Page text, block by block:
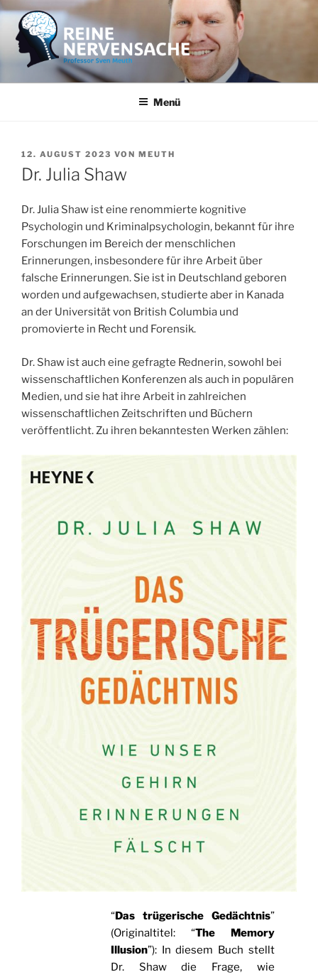
Zum
Inhalt
springen
REINE NERVENSACHE
Professor Sven Meuth
Menü
VERÖFFENTLICHT
AM
12. AUGUST 2023 VON MEUTH
Dr. Julia Shaw
Dr. Julia Shaw ist eine renommierte kognitive
Psychologin und Kriminalpsychologin, bekannt für ihre
Forschungen im Bereich der menschlichen
Erinnerungen, insbesondere für ihre Arbeit über
falsche Erinnerungen. Sie ist in Deutschland geboren
worden und aufgewachsen, studierte aber in Kanada
an der Universität von British Columbia und
promovierte in Recht und Forensik.
Dr. Shaw ist auch eine gefragte Rednerin, sowohl bei
wissenschaftlichen Konferenzen als auch in populären
Medien, und sie hat ihre Arbeit in zahlreichen
wissenschaftlichen Zeitschriften und Büchern
veröffentlicht. Zu ihren bekanntesten Werken zählen:
“Das trügerische Gedächtnis”
(Originaltitel: “The Memory
Illusion”): In diesem Buch stellt
Dr. Shaw die Frage, wie